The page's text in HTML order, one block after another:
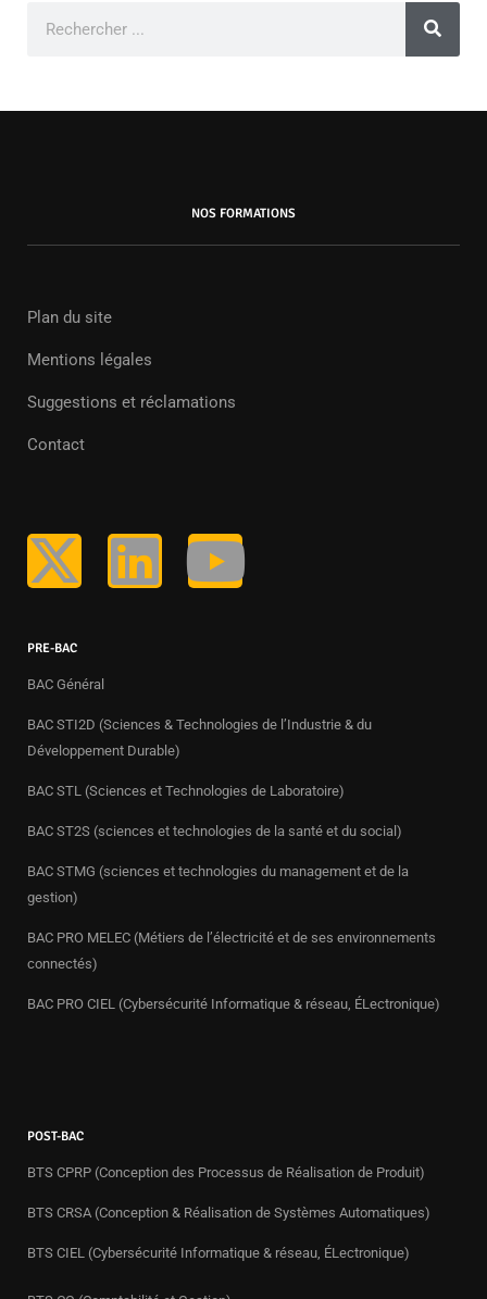
NOS FORMATIONS
Plan du site
Mentions légales
Suggestions et réclamations
Contact
PRE-BAC
BAC Général
BAC STI2D (Sciences & Technologies de l’Industrie & du
Développement Durable)
BAC STL (Sciences et Technologies de Laboratoire)
BAC ST2S (sciences et technologies de la santé et du social)
BAC STMG (sciences et technologies du management et de la
gestion)
BAC PRO MELEC (Métiers de l’électricité et de ses environnements
connectés)
BAC PRO CIEL (Cybersécurité Informatique & réseau, ÉLectronique)
POST-BAC
BTS CPRP (Conception des Processus de Réalisation de Produit)
BTS CRSA (Conception & Réalisation de Systèmes Automatiques)
BTS CIEL (Cybersécurité Informatique & réseau, ÉLectronique)